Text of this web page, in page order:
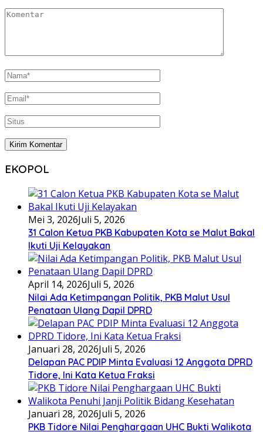
EKOPOL
Mei 3, 2026Juli 5, 2026
31 Calon Ketua PKB Kabupaten Kota se Malut Bakal
Ikuti Uji Kelayakan
April 14, 2026Juli 5, 2026
Nilai Ada Ketimpangan Politik, PKB Malut Usul
Penataan Ulang Dapil DPRD
Januari 28, 2026Juli 5, 2026
Delapan PAC PDIP Minta Evaluasi 12 Anggota DPRD
Tidore, Ini Kata Ketua Fraksi
Januari 28, 2026Juli 5, 2026
PKB Tidore Nilai Penghargaan UHC Bukti Walikota